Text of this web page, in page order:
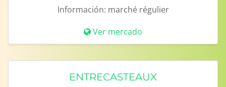
Información: marché régulier
Ver mercado
ENTRECASTEAUX